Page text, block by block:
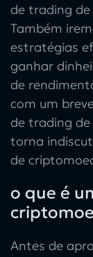
de trading
Também
estratégias
ganhar
de
com um
de trading
torna
de
o que é
Antes de